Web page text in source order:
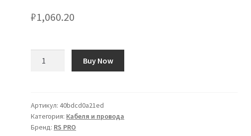
₽1,060.20
collegamento
apparecchiature
RS
Buy Now
Артикул:40bdcd0a21ed
Категория: Кабеля и провода
Бренд: RS PRO